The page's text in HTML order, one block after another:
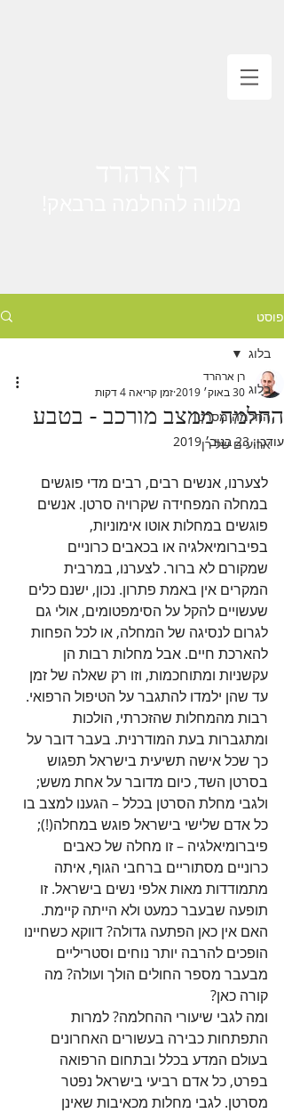
פוסט
בלוג
החלמה מסרטן
ארועים של רן
בלוג
החלמה ממצב מורכב - בטבע
רן ארהרד
30 באוק׳ 2019
זמן קריאה 4 דקות
עודכן:23 בנוב׳ 2019
לצערנו, אנשים רבים, רבים מדי פוגשים
במחלה המפחידה שקרויה סרטן. אנשים
פוגשים במחלות אוטו אימוניות,
בפיברומיאלגיה או בכאבים כרוניים
שמקורם לא ברור. לצערנו, במרבית
המקרים אין באמת פתרון. נכון, ישנם כלים
שעשויים להקל על הסימפטומים, אולי גם
לגרום לנסיגה של המחלה, או לכל הפחות
להארכת חיים. אבל מחלות רבות הן
עקשניות ומתוחכמות, וזו רק שאלה של זמן
עד שהן ילמדו להתגבר על הטיפול הרפואי.
רבות מהמחלות שהזכרתי, הולכות
ומתגברות בעת המודרנית. בעבר דובר על
כך שכל אישה תשיעית בישראל תפגוש
בסרטן השד, כיום מדובר על אחת משש;
ולגבי מחלת הסרטן בכלל – הגענו למצב בו
כל אדם שלישי בישראל פוגש במחלה(!);
פיברומיאלגיה – זו מחלה של כאבים
כרוניים מסתוריים ברחבי הגוף, איתה
מתמודדות מאות אלפי נשים בישראל. זו
תופעה שבעבר כמעט ולא הייתה קיימת.
האם אין כאן הפתעה גדולה? דווקא כשחיינו
הופכים להרבה יותר נוחים וסטריליים
מבעבר מספר החולים הולך ועולה? מה
קורה כאן?
ומה לגבי שיעורי ההחלמה? למרות
התפתחות כבירה בעשורים האחרונים
בעולם המדע בכלל ובתחום הרפואה
בפרט, כל אדם רביעי בישראל נפטר
מסרטן. לגבי מחלות מכאיבות שאינן